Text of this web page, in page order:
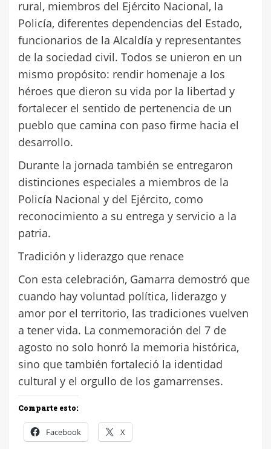
rural, miembros del Ejército Nacional, la
Policía, diferentes dependencias del Estado,
funcionarios de la Alcaldía y representantes
de la sociedad civil. Todos se unieron en un
mismo propósito: rendir homenaje a los
héroes que dieron su vida por la libertad y
fortalecer el sentido de pertenencia de un
pueblo que camina con paso firme hacia el
desarrollo.
Durante la jornada también se entregaron
distinciones especiales a miembros de la
Policía Nacional y del Ejército, como
reconocimiento a su entrega y servicio a la
patria.
Tradición y liderazgo que renace
Con esta celebración, Gamarra demostró que
cuando hay voluntad política, liderazgo y
amor por el territorio, las tradiciones vuelven
a tener vida. La conmemoración del 7 de
agosto no solo honró la memoria histórica,
sino que también fortaleció la identidad
cultural y el orgullo de los gamarrenses.
Comparte esto:
Facebook X